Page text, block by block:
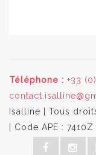
Téléphone : +33
Isalline | Tous
| Code APE : 7410Z